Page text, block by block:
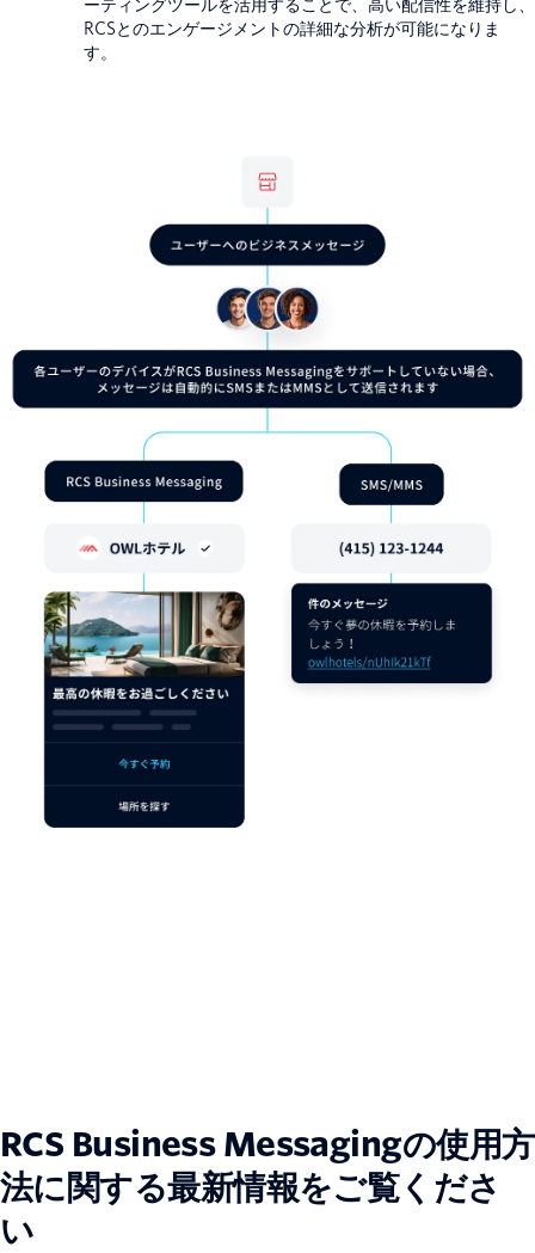
ーティングツールを活用することで、高い配信性を維持し、
RCSとのエンゲージメントの詳細な分析が可能になりま
す。
RCS Business Messagingの使用方
法に関する最新情報をご覧くださ
い